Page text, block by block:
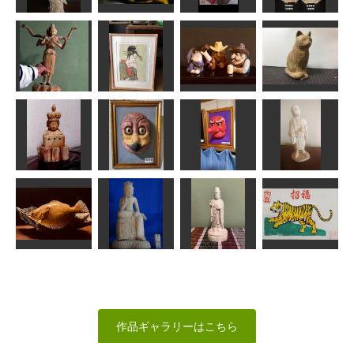
あんこく MINI shadow kiyonk
白衣観音菩薩
Ｎ(エヌ)
イワナ
MINI
梅の花の年賀
状
阿弥陀如来脇
侍
まあちゃん
阿修羅
sigesama
美人気量競(写)
歌麿
マツちゃん
酔いどれ3人衆
MINI
座った猫
波間
十一面観頭部
sigesama
烏鳥
内藤武宝
猿田面
武宝
芭蕉像
アラン
弥勒菩薩像 吉祥天像
作品ギャラリーはこちら